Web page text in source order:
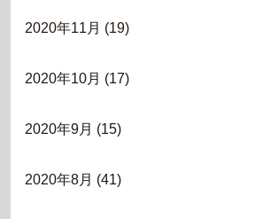
2020年11月 (19)
2020年10月 (17)
2020年9月 (15)
2020年8月 (41)